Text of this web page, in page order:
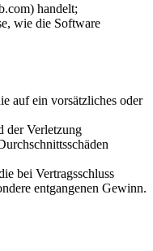
handelt;
wie die Software
auf ein vorsätzliches oder
der Verletzung
bei Vertragsschluss
entgangenen Gewinn.